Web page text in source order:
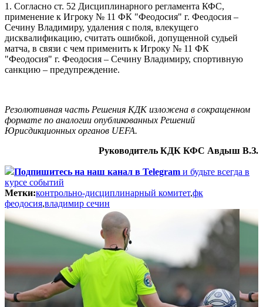
1. Согласно ст. 52 Дисциплинарного регламента КФС,
применение к Игроку № 11 ФК "Феодосия" г. Феодосия –
Сечину Владимиру, удаления с поля, влекущего
дисквалификацию, считать ошибкой, допущенной судьей
матча, в связи с чем применить к Игроку № 11 ФК
"Феодосия" г. Феодосия – Сечину Владимиру, спортивную
санкцию – предупреждение.
Резолютивная часть Решения КДК изложена в сокращенном
формате по аналогии опубликованных Решений
Юрисдикционных органов UEFA.
Руководитель КДК КФС Авдыш В.З.
Подпишитесь на наш канал в Telegram и будьте всегда в
курсе событий
Метки:контрольно-дисциплинарный комитет,фк
феодосия,владимир сечин